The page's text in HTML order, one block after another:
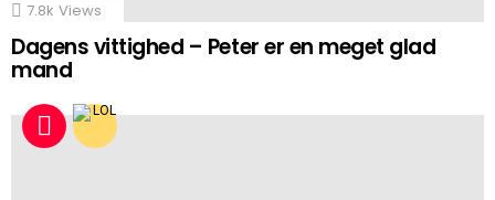
7.8k Views
Dagens vittighed – Peter er en meget glad
mand